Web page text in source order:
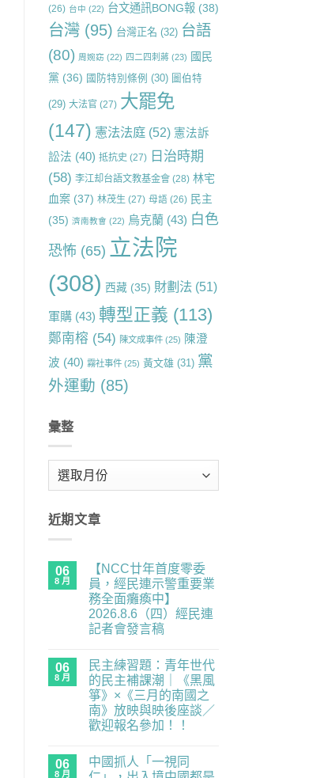
(26) 台中 (22) 台文通訊BONG報(38)
台灣(95) 台灣正名 (32) 台語
(80) 周婉窈 (22) 四二四刺蔣(23) 國民
黨 (36) 國防特別條例 (30) 圖伯特
(29) 大法官(27) 大罷免
(147) 憲法法庭(52) 憲法訴
訟法 (40) 抵抗史 (27) 日治時期
(58) 李江却台語文教基金會(28) 林宅
血案(37) 林茂生 (27) 母語(26) 民主
(35) 濟南教會 (22) 烏克蘭(43) 白色
恐怖 (65) 立法院
(308) 西藏(35) 財劃法(51)
軍購(43) 轉型正義 (113)
鄭南榕 (54) 陳文成事件(25) 陳澄
波 (40) 霧社事件(25) 黃文雄(31) 黨
外運動 (85)
彙整
近期文章
06
8 月
【NCC廿年首度零委
員，經民連示警重要業
務全面癱瘓中】
2026.8.6（四）經民連
記者會發言稿
廿
年
首
度
零
委
員，
連
示
留
言
06
8 月
民主練習題：青年世代
的民主補課潮｜《黑風
箏》×《三月的南國之
南》放映與映後座談／
歡迎報名參加！！
主
練
留
言
06
8 月
中國抓人「一視同